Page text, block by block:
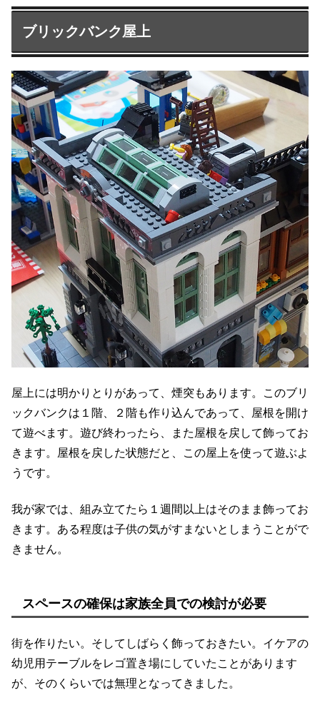
ブリックバンク屋上
屋上には明かりとりがあって、煙突もあります。このブリ
ックバンクは１階、２階も作り込んであって、屋根を開け
て遊べます。遊び終わったら、また屋根を戻して飾ってお
きます。屋根を戻した状態だと、この屋上を使って遊ぶよ
うです。
我が家では、組み立てたら１週間以上はそのまま飾ってお
きます。ある程度は子供の気がすまないとしまうことがで
きません。
スペースの確保は家族全員での検討が必要
街を作りたい。そしてしばらく飾っておきたい。イケアの
幼児用テーブルをレゴ置き場にしていたことがあります
が、そのくらいでは無理となってきました。